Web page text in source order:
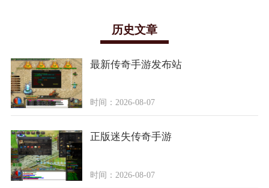
历史文章
最新传奇手游发布站
时间：2026-08-07
正版迷失传奇手游
时间：2026-08-07